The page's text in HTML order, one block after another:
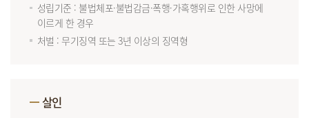
성립기준 : 불법체포·불법감금·폭행·가혹행위로 인한 사망에
이르게 한 경우
처벌 : 무기징역 또는 3년 이상의 징역형
살인